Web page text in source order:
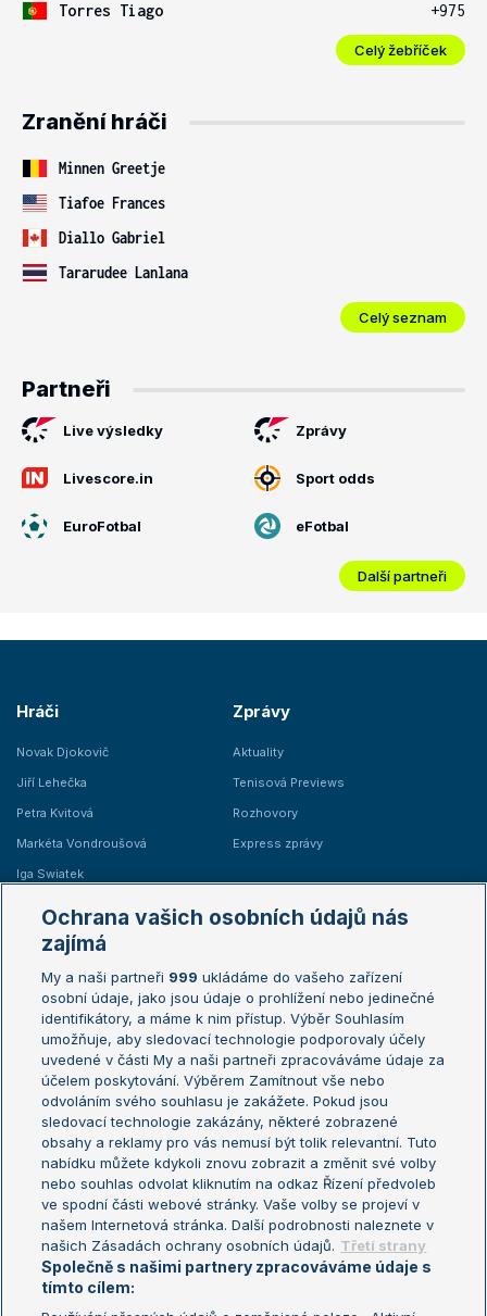
Torres Tiago
+975
Celý žebříček
Zranění hráči
Minnen Greetje
Tiafoe Frances
Diallo Gabriel
Tararudee Lanlana
Celý seznam
Partneři
Live výsledky Zprávy
Livescore.in Sport odds
EuroFotbal eFotbal
Další partneři
Hráči
Novak Djokovič
Jiří Lehečka
Petra Kvitová
Markéta Vondroušová
Iga Swiatek
Zprávy
Aktuality
Tenisová Previews
Rozhovory
Express zprávy
Žebříčky
Žebříček ATP (muži)
Žebříček WTA (ženy)
Sázkařský žebříček
Australian Open
French Open
Wimbledon
US Open
Turnaj mistrů
Turnaj mistryň
Aktualní trendy
Fotbalové přestupy
Livesport Daily
LS Prague Open
Ochrana vašich osobních údajů nás
zajímá
My a naši partneři 999 ukládáme do vašeho zařízení
osobní údaje, jako jsou údaje o prohlížení nebo jedinečné
identifikátory, a máme k nim přístup. Výběr Souhlasím
umožňuje, aby sledovací technologie podporovaly účely
uvedené v části My a naši partneři zpracováváme údaje za
účelem poskytování. Výběrem Zamítnout vše nebo
odvoláním svého souhlasu je zakážete. Pokud jsou
sledovací technologie zakázány, některé zobrazené
obsahy a reklamy pro vás nemusí být tolik relevantní. Tuto
nabídku můžete kdykoli znovu zobrazit a změnit své volby
nebo souhlas odvolat kliknutím na odkaz Řízení předvoleb
ve spodní části webové stránky. Vaše volby se projeví v
našem Internetová stránka. Další podrobnosti naleznete v
našich Zásadách ochrany osobních údajů. Třetí strany
Společně s našimi partnery zpracováváme údaje s
tímto cílem: